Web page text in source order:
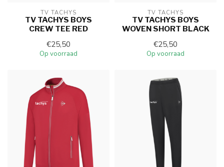
TV TACHYS
TV TACHYS BOYS
CREW TEE RED
€25,50
Op voorraad
TV TACHYS
TV TACHYS BOYS
WOVEN SHORT BLACK
€25,50
Op voorraad